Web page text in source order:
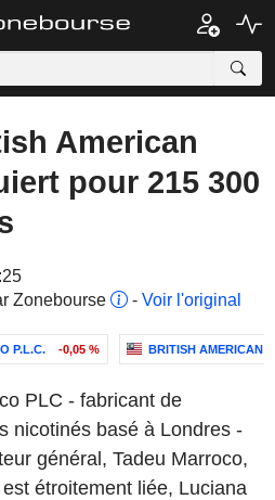
American
pour 215 300
Zonebourse
- Voir l'original
P.L.C. -0,05 % BRITISH AMERICAN
PLC - fabricant de
nicotinés basé à Londres -
général, Tadeu Marroco,
étroitement liée, Luciana